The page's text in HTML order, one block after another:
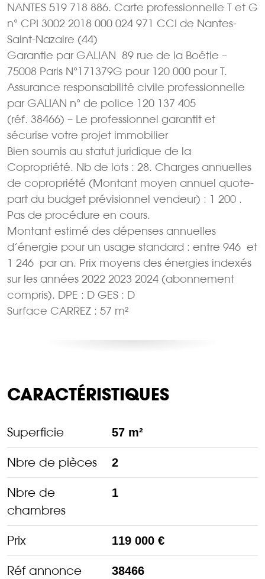
NANTES 519 718 886. Carte professionnelle T et G
n° CPI 3002 2018 000 024 971 CCI de Nantes-
Saint-Nazaire (44)
Garantie par GALIAN  89 rue de la Boétie –
75008 Paris N°171379G pour 120 000 pour T.
Assurance responsabilité civile professionnelle
par GALIAN n° de police 120 137 405
(réf. 38466) – Le professionnel garantit et
sécurise votre projet immobilier
Bien soumis au statut juridique de la
Copropriété. Nb de lots : 28. Charges annuelles
de copropriété (Montant moyen annuel quote-
part du budget prévisionnel vendeur) : 1 200 .
Pas de procédure en cours.
Montant estimé des dépenses annuelles
d’énergie pour un usage standard : entre 946  et
1 246  par an. Prix moyens des énergies indexés
sur les années 2022 2023 2024 (abonnement
compris). DPE : D GES : D
Surface CARREZ : 57 m²
CARACTÉRISTIQUES
Superficie 57 m²
Nbre de pièces 2
Nbre de
chambres
1
Prix 119 000 €
Réf annonce 38466